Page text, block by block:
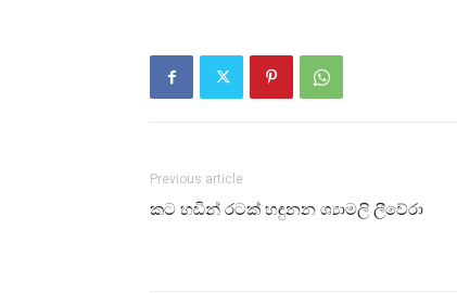
Previous article
කට හඬින් රටක් හඳුනන ශ්‍යාමලි ලීවේරා